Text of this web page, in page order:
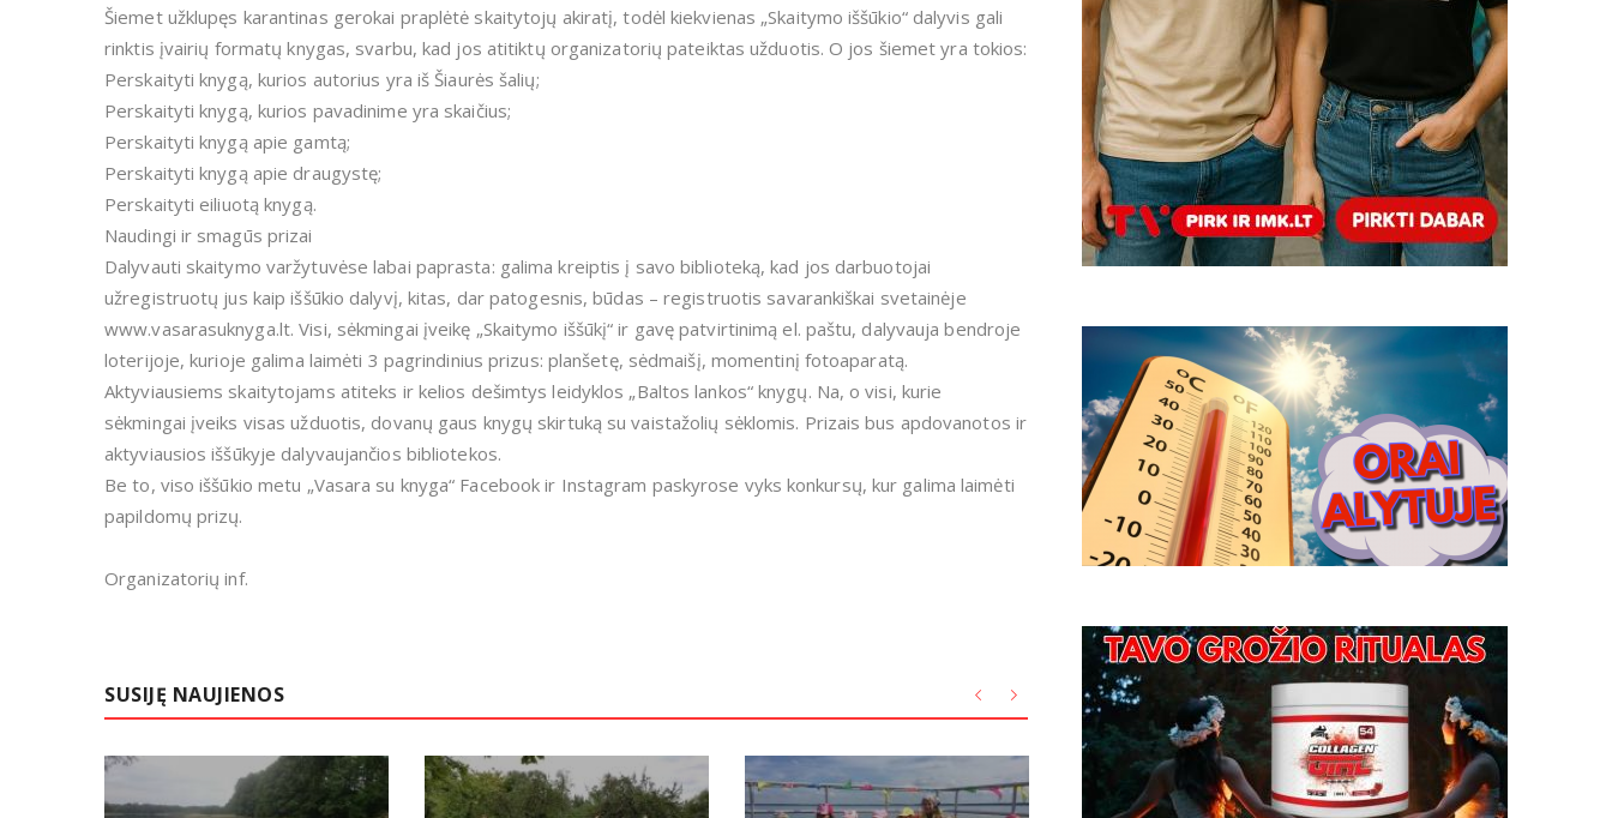
Šiemet užklupęs karantinas gerokai praplėtė skaitytojų akiratį, todėl kiekvienas „Skaitymo iššūkio“ dalyvis gali
rinktis įvairių formatų knygas, svarbu, kad jos atitiktų organizatorių pateiktas užduotis. O jos šiemet yra tokios:
Perskaityti knygą, kurios autorius yra iš Šiaurės šalių;
Perskaityti knygą, kurios pavadinime yra skaičius;
Perskaityti knygą apie gamtą;
Perskaityti knygą apie draugystę;
Perskaityti eiliuotą knygą.
Naudingi ir smagūs prizai
Dalyvauti skaitymo varžytuvėse labai paprasta: galima kreiptis į savo biblioteką, kad jos darbuotojai
užregistruotų jus kaip iššūkio dalyvį, kitas, dar patogesnis, būdas – registruotis savarankiškai svetainėje
www.vasarasuknyga.lt. Visi, sėkmingai įveikę „Skaitymo iššūkį“ ir gavę patvirtinimą el. paštu, dalyvauja bendroje
loterijoje, kurioje galima laimėti 3 pagrindinius prizus: planšetę, sėdmaišį, momentinį fotoaparatą.
Aktyviausiems skaitytojams atiteks ir kelios dešimtys leidyklos „Baltos lankos“ knygų. Na, o visi, kurie
sėkmingai įveiks visas užduotis, dovanų gaus knygų skirtuką su vaistažolių sėklomis. Prizais bus apdovanotos ir
aktyviausios iššūkyje dalyvaujančios bibliotekos.
Be to, viso iššūkio metu „Vasara su knyga“ Facebook ir Instagram paskyrose vyks konkursų, kur galima laimėti
papildomų prizų.
Organizatorių inf.
SUSIJĘ NAUJIENOS